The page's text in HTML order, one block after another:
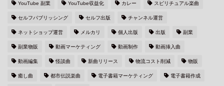
YouTube 副業 YouTube収益化 カレー スピリチュアル楽曲
セルフパブリッシング セルフ出版 チャンネル運営
ネットショップ運営 メルカリ 個人出版 出版 副業
副業物販 動画マーケティング 動画制作 動画挿入曲
動画編集 怪談曲 新曲リリース 物流コスト削減 物販
癒し曲 都市伝説楽曲 電子書籍マーケティング 電子書籍作成